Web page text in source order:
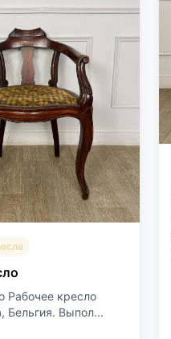
Рабочее кресло
Бельгия. Выпол...